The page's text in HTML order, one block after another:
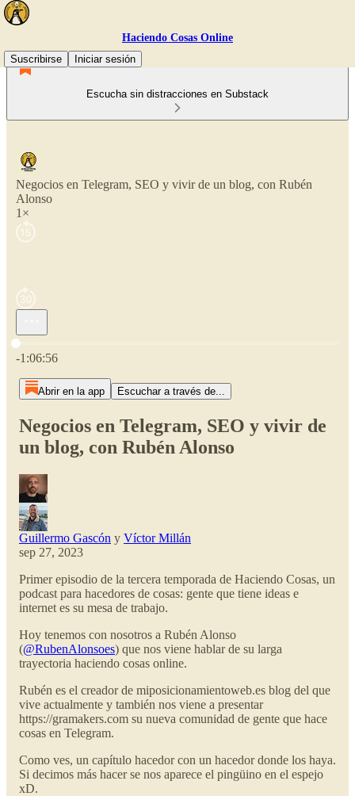
Haciendo Cosas Online
Suscribirse
Iniciar sesión
Escucha sin distracciones en Substack
Negocios en Telegram, SEO y vivir de un blog, con Rubén
Alonso
1×
Hora actual: 0:00 / Tiempo total: -1:06:56
-1:06:56
Abrir en la app Escuchar a través de...
Negocios en Telegram, SEO y vivir de
un blog, con Rubén Alonso
Guillermo Gascón y Víctor Millán
sep 27, 2023
Primer episodio de la tercera temporada de Haciendo Cosas, un
podcast para hacedores de cosas: gente que tiene ideas e
internet es su mesa de trabajo.
Hoy tenemos con nosotros a Rubén Alonso
(@RubenAlonsoes) que nos viene hablar de su larga
trayectoria haciendo cosas online.
Rubén es el creador de miposicionamientoweb.es blog del que
vive actualmente y también nos viene a presentar
https://gramakers.com su nueva comunidad de gente que hace
cosas en Telegram.
Como ves, un capítulo hacedor con un hacedor donde los haya.
Si decimos más hacer se nos aparece el pingüino en el espejo
xD.